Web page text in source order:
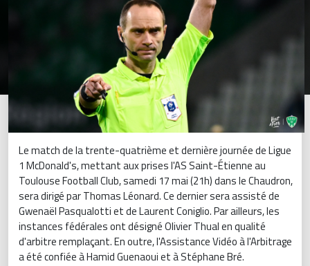
Le match de la trente-quatrième et dernière journée de Ligue
1 McDonald's, mettant aux prises l'AS Saint-Étienne au
Toulouse Football Club, samedi 17 mai (21h) dans le Chaudron,
sera dirigé par Thomas Léonard. Ce dernier sera assisté de
Gwenaël Pasqualotti et de Laurent Coniglio. Par ailleurs, les
instances fédérales ont désigné Olivier Thual en qualité
d'arbitre remplaçant. En outre, l'Assistance Vidéo à l'Arbitrage
a été confiée à Hamid Guenaoui et à Stéphane Bré.